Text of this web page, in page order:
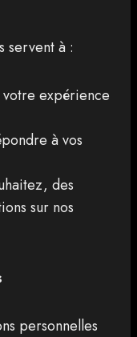
servent à :
expérience
à vos
des
sur nos
personnelles